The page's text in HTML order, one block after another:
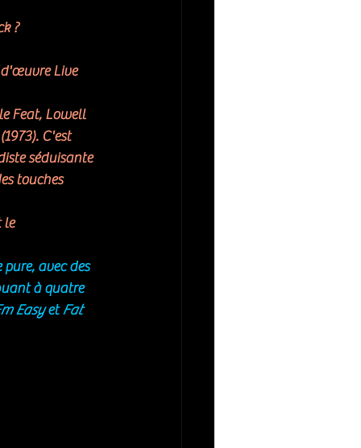
?
d'œuvre Live
Feat, Lowell
C'est
séduisante
touches
le
avec des
à quatre
Easy et Fat